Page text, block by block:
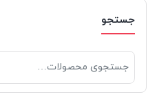
جستجو
برای: